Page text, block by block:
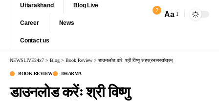
Uttarakhand Blog Live
Career News
Contact us
2 Aa
NEWSLIVE24x7 > Blog > Book Review > डाउनलोड करेंः श्री विष्णु सहस्रनामस्तोत्रम्
BOOK REVIEW DHARMA
डाउनलोड करेंः श्री विष्णु